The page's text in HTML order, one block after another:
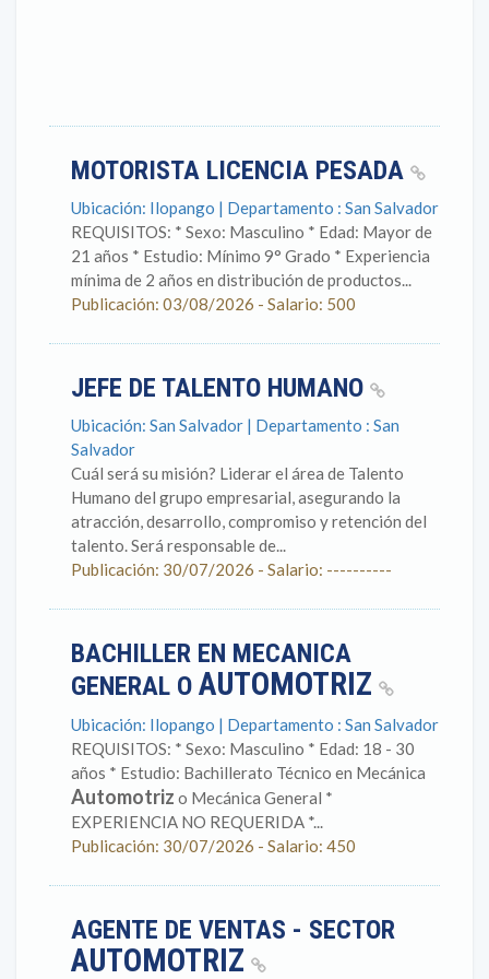
MOTORISTA LICENCIA PESADA
Ubicación: Ilopango | Departamento : San Salvador
REQUISITOS: * Sexo: Masculino * Edad: Mayor de
21 años * Estudio: Mínimo 9° Grado * Experiencia
mínima de 2 años en distribución de productos...
Publicación: 03/08/2026 - Salario: 500
JEFE DE TALENTO HUMANO
Ubicación: San Salvador | Departamento : San
Salvador
Cuál será su misión? Liderar el área de Talento
Humano del grupo empresarial, asegurando la
atracción, desarrollo, compromiso y retención del
talento. Será responsable de...
Publicación: 30/07/2026 - Salario: ----------
BACHILLER EN MECANICA
GENERAL O AUTOMOTRIZ
Ubicación: Ilopango | Departamento : San Salvador
REQUISITOS: * Sexo: Masculino * Edad: 18 - 30
años * Estudio: Bachillerato Técnico en Mecánica
Automotriz o Mecánica General *
EXPERIENCIA NO REQUERIDA *...
Publicación: 30/07/2026 - Salario: 450
AGENTE DE VENTAS - SECTOR
AUTOMOTRIZ